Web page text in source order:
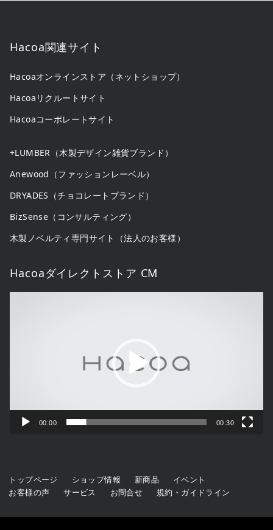
Hacoa関連サイト
Hacoaオンラインストア（ネットショップ）
Hacoaリクルートサイト
Hacoaコーポレートサイト
+LUMBER（木製デザイン雑貨ブランド）
Anewood（ファッションレーベル）
DRYADES（チョコレートブランド）
BizSense（コンサルティング）
木製ノベルティ専門サイト（法人のお客様）
Hacoaダイレクトストア CM
00:00 00:30
トップページ ショップ情報 新商品
イベント
お客様の声
サービス お問合せ 規約・ガイドライン